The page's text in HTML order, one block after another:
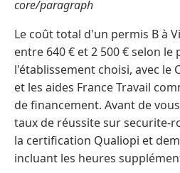
core/paragraph
Le coût total d'un permis B à
entre 640 € et 2 500 € selon
l'établissement choisi, avec le
et les aides France Travail
de financement. Avant de
taux de réussite sur securite-
la certification Qualiopi et
incluant les heures